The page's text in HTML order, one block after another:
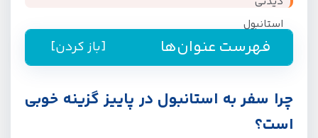
فهرست عنوان‌ها [باز کردن]
آب‌وهوای مناسب
چرا سفر به استانبول در پاییز گزینه خوبی
است؟